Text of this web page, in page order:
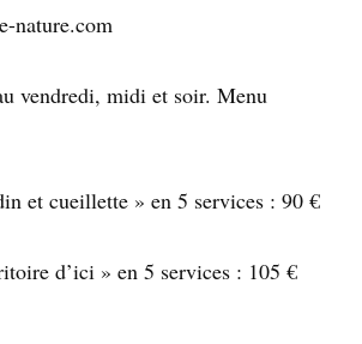
nature.com
vendredi, midi et soir. Menu
et cueillette » en 5 services : 90 €
d’ici » en 5 services : 105 €